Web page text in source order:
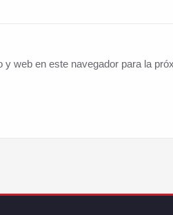
web en este navegador para la